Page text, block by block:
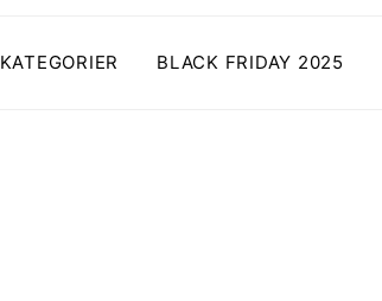
KATEGORIER BLACK FRIDAY 2025